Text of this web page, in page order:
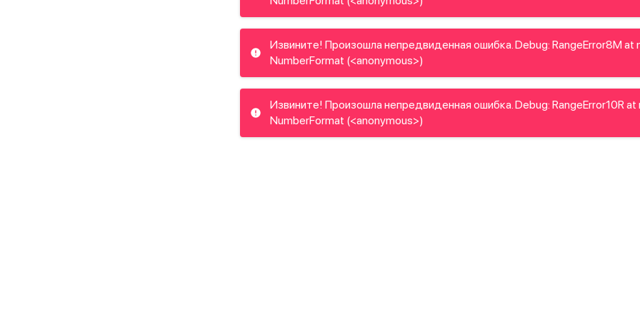
Извините! Произошла непредвиденная ошибка. Debug: RangeError8M at
NumberFormat (<anonymous>)
Извините! Произошла непредвиденная ошибка. Debug: RangeError10R at
NumberFormat (<anonymous>)